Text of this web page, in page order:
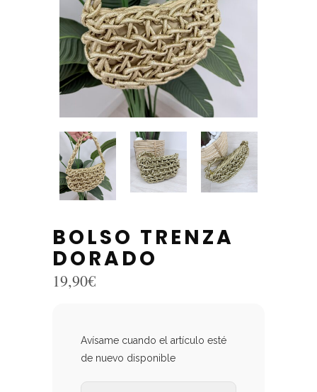
BOLSO TRENZA
DORADO
19,90€
Avísame cuando el artículo esté
de nuevo disponible